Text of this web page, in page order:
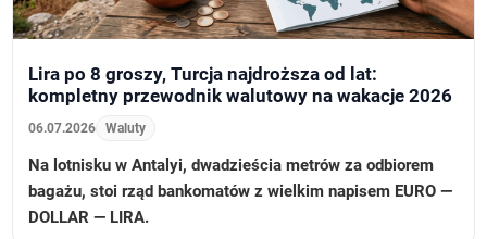
Lira po 8 groszy, Turcja najdroższa od lat:
kompletny przewodnik walutowy na wakacje 2026
06.07.2026 Waluty
Na lotnisku w Antalyi, dwadzieścia metrów za odbiorem
bagażu, stoi rząd bankomatów z wielkim napisem EURO —
DOLLAR — LIRA.